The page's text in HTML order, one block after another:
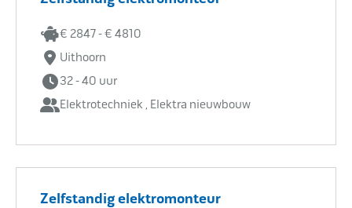
€ 2847 - € 4810
Uithoorn
32 - 40 uur
Elektrotechniek , Elektra nieuwbouw
Zelfstandig elektromonteur